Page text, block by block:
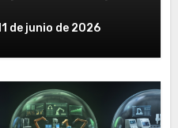
de junio de 2026